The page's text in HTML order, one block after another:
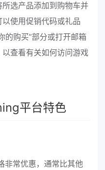
选产品添加到购物车并
使用促销代码或礼品
的购买”部分或打开邮箱
以查看有关如何访问游戏
平台特色
非常优惠，通常比其他